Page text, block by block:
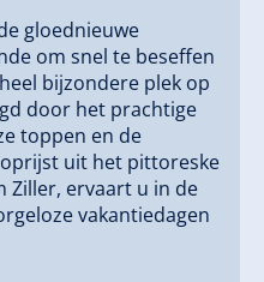
gloednieuwe
om snel te beseffen
bijzondere plek op
door het prachtige
toppen en de
uit het pittoreske
Ziller, ervaart u in de
vakantiedagen